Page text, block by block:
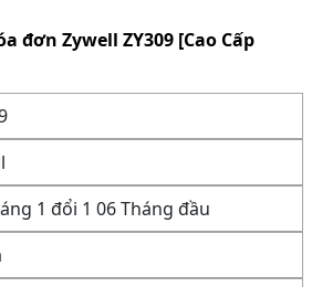
đơn Zywell ZY309 [Cao Cấp
1 đổi 1 06 Tháng đầu